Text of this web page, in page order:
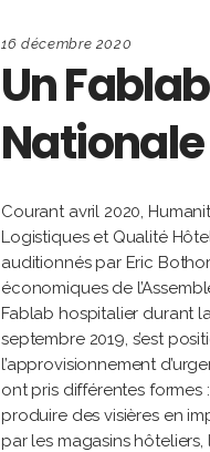
16 décembre 2020
Un
Nationale
Courant avril 2020,
Logistiques et Qualité
auditionnés par Eric
économiques de
Fablab hospitalier durant
septembre 2019, s’est
l’approvisionnement
ont pris différentes formes
produire des visières en
par les magasins